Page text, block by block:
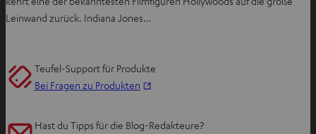
Leinwand zurück. Indiana Jones…
Teufel-Support für Produkte
Bei Fragen zu Produkten
Hast du Tipps für die Blog-Redakteure?